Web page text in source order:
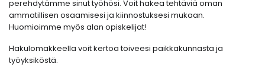
perehdytämme sinut työhösi. Voit hakea tehtäviä oman
ammatillisen osaamisesi ja kiinnostuksesi mukaan.
Huomioimme myös alan opiskelijat!
Hakulomakkeella voit kertoa toiveesi paikkakunnasta ja
työyksiköstä.